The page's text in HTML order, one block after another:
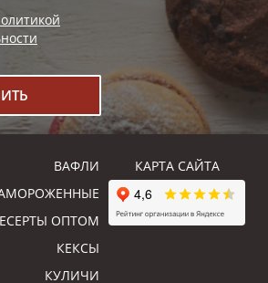
ВАФЛИ
ОПТОМ
КЕКСЫ
КУЛИЧИ
КАРТА САЙТА